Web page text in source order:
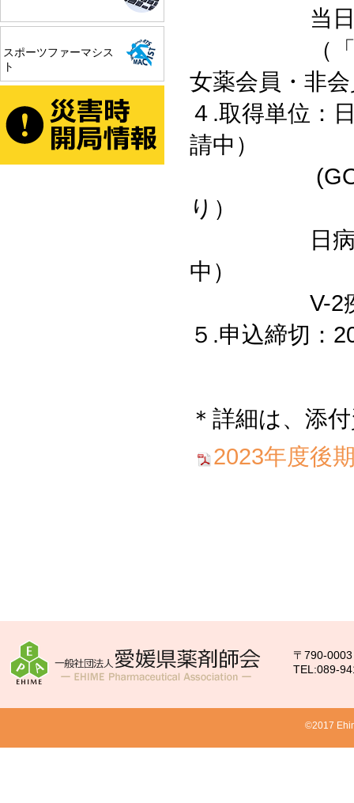
スポーツファーマシス
ト
当日入会
（「薬剤師
女薬会員・非
４.取得単位：
請中）
(GO1日本
り）
日病薬病
中）
V-2疾病・
５.申込締切：
＊詳細は、添
2023年度後
〒790-
TEL:089-
©2017